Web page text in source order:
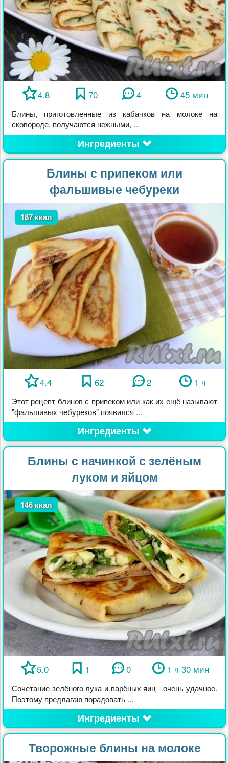
4.8 70 4 45 мин
Блины, приготовленные из кабачков на молоке на
сковороде, получаются нежными, ...
Ингредиенты
Блины с припеком или
фальшивые чебуреки
187 ккал
4.4 62 2 1 ч
Этот рецепт блинов с припеком или как их ещё называют
"фальшивых чебуреков" появился ...
Ингредиенты
Блины с начинкой с зелёным
луком и яйцом
146 ккал
5.0 1 0 1 ч 30 мин
Сочетание зелёного лука и варёных яиц - очень удачное.
Поэтому предлагаю порадовать ...
Ингредиенты
Творожные блины на молоке